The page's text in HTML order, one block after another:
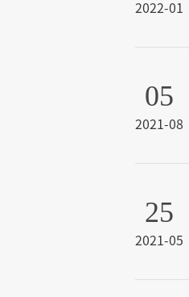
2022-01
05
2021-08
25
2021-05